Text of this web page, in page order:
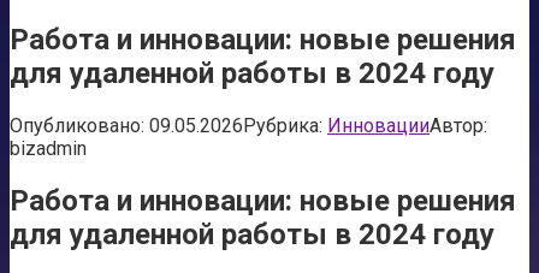
Работа и инновации: новые решения
для удаленной работы в 2024 году
Опубликовано: 09.05.2026Рубрика: ИнновацииАвтор:
bizadmin
Работа и инновации: новые решения
для удаленной работы в 2024 году